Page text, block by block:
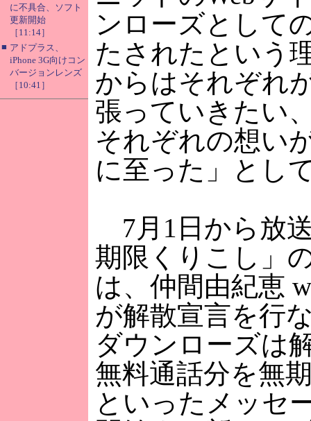
に不具合、ソフト
更新開始
［11:14］
■ アドプラス、
iPhone 3G向けコン
バージョンレンズ
［10:41］
ンローズとして
たされたという
からはそれぞれ
張っていきたい
それぞれの想い
に至った」とし
7月1日から放
期限くりこし」
は、仲間由紀恵
が解散宣言を行
ダウンローズは
無料通話分を無
といったメッセ